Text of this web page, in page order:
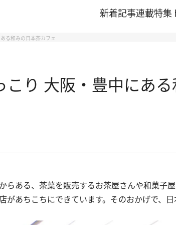
新着記事連載特集
る和みの日本茶カフェ
り 大阪・豊中にあ
ある、茶葉を販売するお茶屋さんや和菓子
あちこちにできています。そのおかげで、